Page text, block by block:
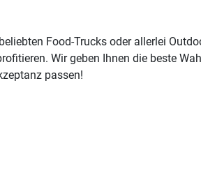
Food-Trucks oder allerlei
Wir geben Ihnen die beste
passen!